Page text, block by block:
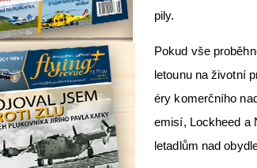
pily.
Pokud vše
letounu na životní
éry komerčního
emisí, Lockheed a
letadlům nad